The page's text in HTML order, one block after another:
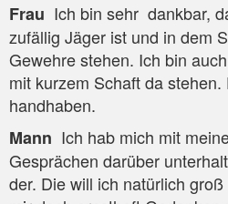
Frau Ich bin sehr dank­bar,
zufäl­lig Jäger ist und in dem
Geweh­re ste­hen. Ich bin
mit kur­zem Schaft da
handhaben.
Mann Ich hab mich mit
Gesprä­chen dar­über
der. Die will ich natür­lich